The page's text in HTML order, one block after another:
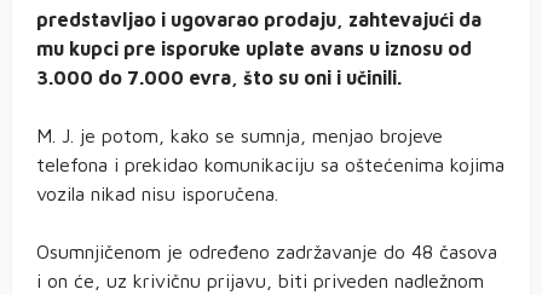
predstavljao i ugovarao prodaju, zahtevajući da
mu kupci pre isporuke uplate avans u iznosu od
3.000 do 7.000 evra, što su oni i učinili.
M. J. je potom, kako se sumnja, menjao brojeve
telefona i prekidao komunikaciju sa oštećenima kojima
vozila nikad nisu isporučena.
Osumnjičenom je određeno zadržavanje do 48 časova
i on će, uz krivičnu prijavu, biti priveden nadležnom